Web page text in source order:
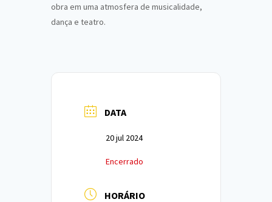
obra em uma atmosfera de musicalidade,
dança e teatro.
DATA
20 jul 2024
Encerrado
HORÁRIO